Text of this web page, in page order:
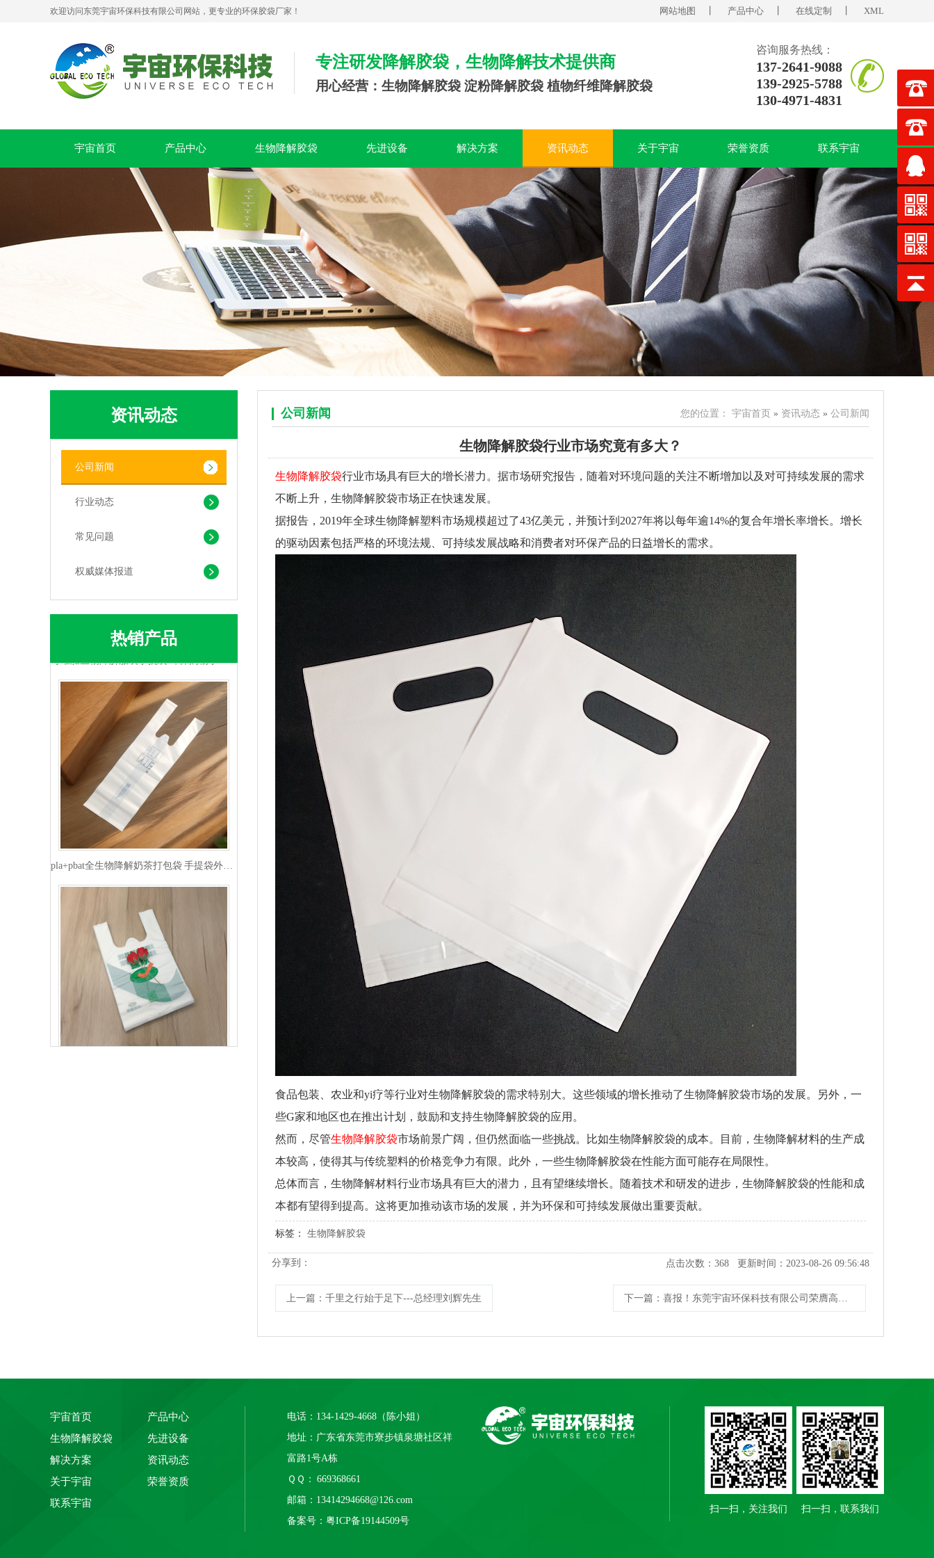
欢迎访问东莞宇宙环保科技有限公司网站，更专业的环保胶袋厂家！ 网站地图 产品中心 在线定制 XML
专注研发降解胶袋，生物降解技术提供商
用心经营：生物降解胶袋 淀粉降解胶袋 植物纤维降解胶袋
咨询服务热线：
137-2641-9088
139-2925-5788
130-4971-4831
宇宙首页 产品中心 生物降解胶袋 先进设备 解决方案 资讯动态 关于宇宙 荣誉资质 联系宇宙
资讯动态
公司新闻
行业动态
常见问题
权威媒体报道
热销产品
生物降解拉链贴骨密封袋 PLA+PBAT 可堆肥服装包装袋
pla+pbat全生物降解奶茶打包袋 手提袋外卖包装
PLA+PBAT生物降解背心袋 快餐外卖打包袋
公司新闻 您的位置： 宇宙首页 » 资讯动态 » 公司新闻
生物降解胶袋行业市场究竟有多大？
生物降解胶袋行业市场具有巨大的增长潜力。据市场研究报告，随着对环境问题的关注不断增加以及对可持续发展的需求
不断上升，生物降解胶袋市场正在快速发展。
据报告，2019年全球生物降解塑料市场规模超过了43亿美元，并预计到2027年将以每年逾14%的复合年增长率增长。增长
的驱动因素包括严格的环境法规、可持续发展战略和消费者对环保产品的日益增长的需求。
食品包装、农业和yi疗等行业对生物降解胶袋的需求特别大。这些领域的增长推动了生物降解胶袋市场的发展。另外，一
些G家和地区也在推出计划，鼓励和支持生物降解胶袋的应用。
然而，尽管生物降解胶袋市场前景广阔，但仍然面临一些挑战。比如生物降解胶袋的成本。目前，生物降解材料的生产成
本较高，使得其与传统塑料的价格竞争力有限。此外，一些生物降解胶袋在性能方面可能存在局限性。
总体而言，生物降解材料行业市场具有巨大的潜力，且有望继续增长。随着技术和研发的进步，生物降解胶袋的性能和成
本都有望得到提高。这将更加推动该市场的发展，并为环保和可持续发展做出重要贡献。
标签： 生物降解胶袋
分享到： 点击次数： 368 更新时间：2023-08-26 09:56:48
上一篇 ：千里之行始于足下---总经理刘辉先生 下一篇 ：喜报！东莞宇宙环保科技有限公司荣膺高新技术企业！
宇宙首页
产品中心
生物降解胶袋
先进设备
解决方案
资讯动态
关于宇宙
荣誉资质
联系宇宙
电话：134-1429-4668（陈小姐）
地址：广东省东莞市寮步镇泉塘社区祥
富路1号A栋
ＱＱ： 669368661
邮箱：13414294668@126.com
备案号： 粤ICP备19144509号
扫一扫，关注我们 扫一扫，联系我们